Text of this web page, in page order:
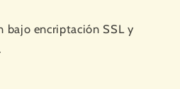
bajo encriptación SSL y